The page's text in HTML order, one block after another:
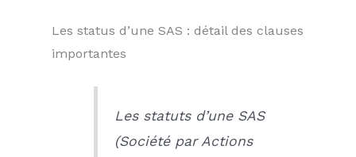
Les status d’une SAS : détail des clauses
importantes
Les statuts d’une SAS
(Société par Actions